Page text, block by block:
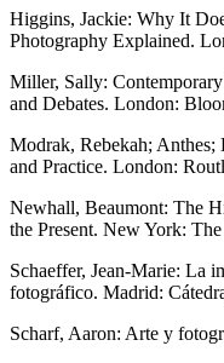
Higgins, Jackie: Why It
Photography Explained.
Miller, Sally:
and Debates. London:
Modrak, Rebekah;
and Practice. London:
Newhall, Beaumont: The
the Present. New York:
Schaeffer, Jean-Marie: La
fotográfico. Madrid:
Scharf, Aaron: Arte y